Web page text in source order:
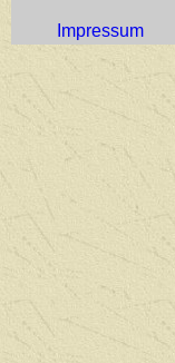
Impressum